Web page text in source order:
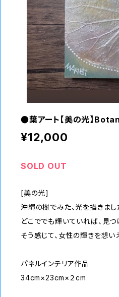
●葉アート【美の光】
¥12,000
SOLD OUT
[美の光]
沖縄の樹でみた、光を描きまし
どこででも輝いていれば、見
そう感じて、女性の輝きを想い
パネルインテリア作品
34cm×23cm×２cm